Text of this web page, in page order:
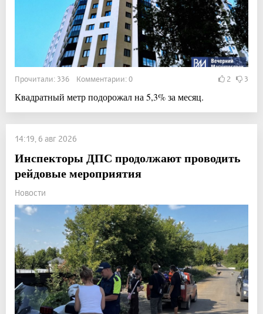
Прочитали: 336 Комментарии: 0 2 3
Квадратный метр подорожал на 5,3% за месяц.
14:19, 6 авг 2026
Инспекторы ДПС продолжают проводить
рейдовые мероприятия
Новости